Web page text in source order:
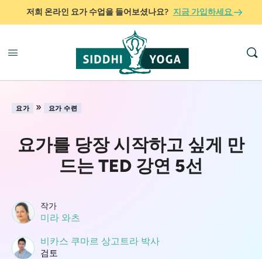
저희 온라인 요가 수업을 들어보셨나요? 지금 가입하세요
요가 » 요가 수련
요가를 당장 시작하고 싶게 만
드는 TED 강연 5선
작가
미라 와츠
비카스 쿠마르 상고트라 박사
검토